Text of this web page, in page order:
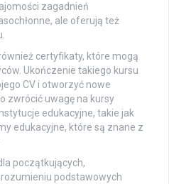
zagadnień
ale oferują też
certyfikaty, które mogą
Ukończenie takiego kursu
CV i otworzyć nowe
zwrócić uwagę na kursy
edukacyjne, takie jak
edukacyjne, które są znane z
początkujących,
podstawowych